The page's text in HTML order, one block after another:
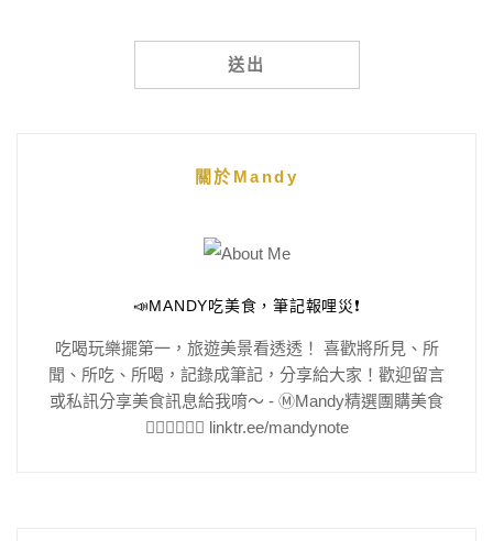
關於Mandy
📣MANDY吃美食，筆記報哩災❗️
吃喝玩樂擺第一，旅遊美景看透透！ 喜歡將所見、所
聞、所吃、所喝，記錄成筆記，分享給大家！歡迎留言
或私訊分享美食訊息給我唷～ - Ⓜ️Mandy精選團購美食
👇🏻👇🏻👇🏻 linktr.ee/mandynote